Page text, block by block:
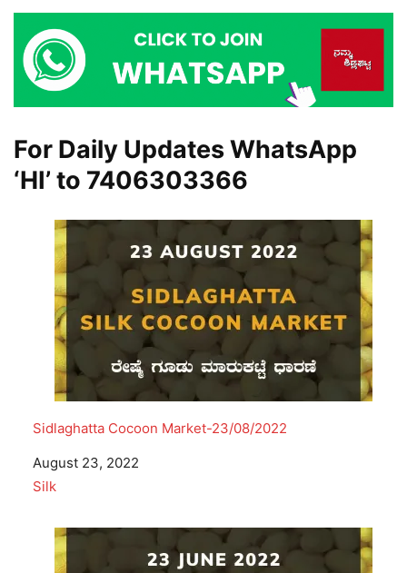
For Daily Updates WhatsApp
‘HI’ to 7406303366
Sidlaghatta Cocoon Market-23/08/2022
Date
August 23, 2022
In relation to
Silk